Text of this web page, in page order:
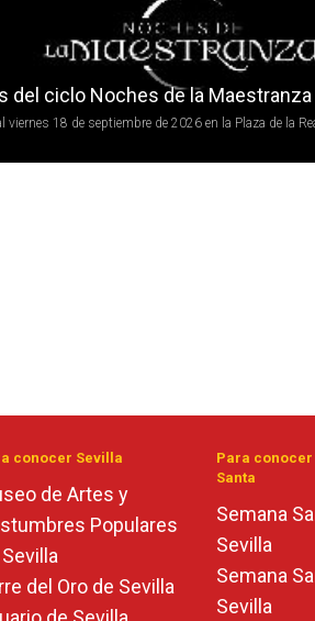
del ciclo Noches de la Maestranza
viernes 18 de septiembre de 2026 en la Plaza de la
conocer Sevilla
de Artes y
Populares
del Oro de Sevilla
Para conocer
Santa
Semana
Sevilla
Semana
Sevilla